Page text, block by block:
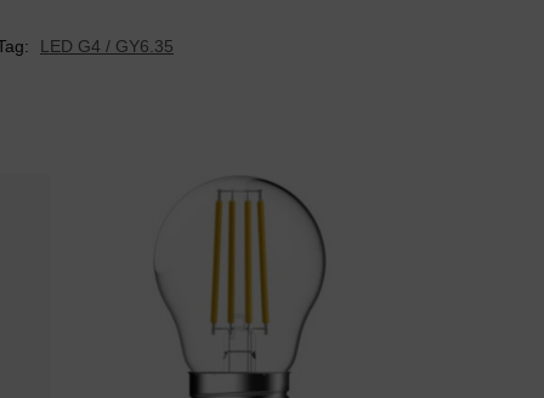
LED G4 / GY6.35